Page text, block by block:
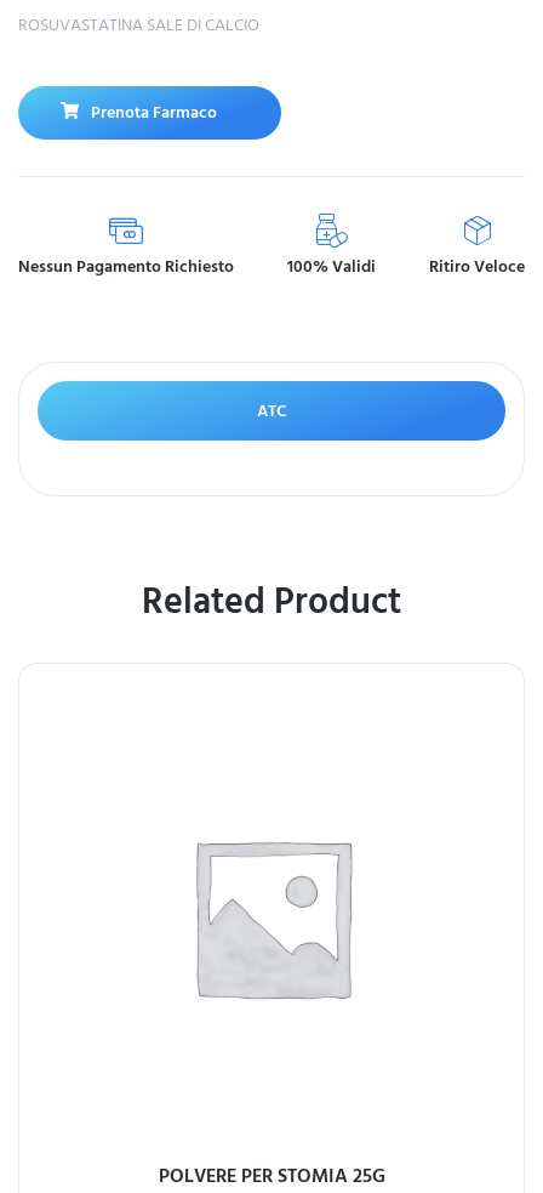
ROSUVASTATINA SALE DI CALCIO
Prenota Farmaco
Nessun Pagamento Richiesto 100% Validi Ritiro Veloce
ATC
Related Product
POLVERE PER STOMIA 25G